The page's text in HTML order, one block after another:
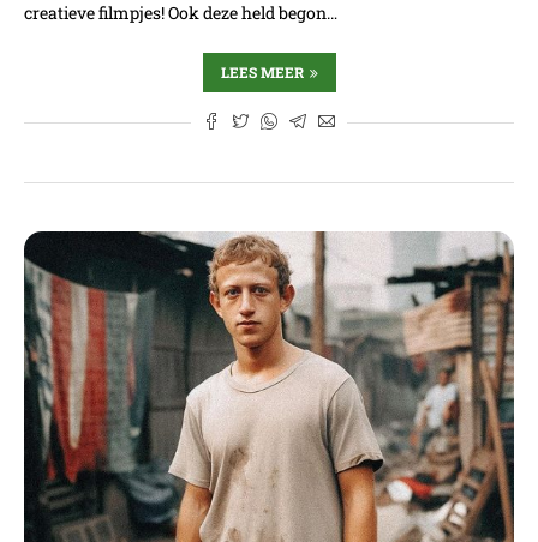
creatieve filmpjes! Ook deze held begon…
LEES MEER